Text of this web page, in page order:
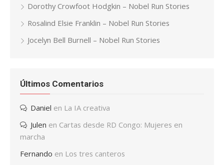
Dorothy Crowfoot Hodgkin – Nobel Run Stories
Rosalind Elsie Franklin – Nobel Run Stories
Jocelyn Bell Burnell – Nobel Run Stories
Últimos Comentarios
Daniel en La IA creativa
Julen en Cartas desde RD Congo: Mujeres en
marcha
Fernando en Los tres canteros